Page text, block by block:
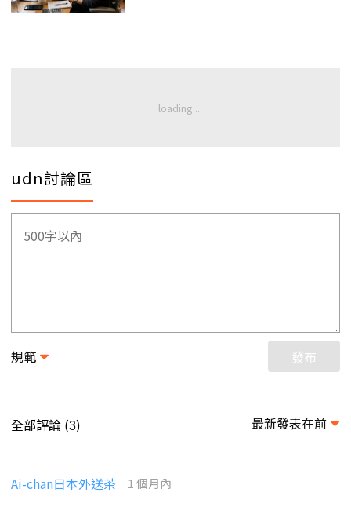
udn討論區
規範 發布
全部評論 (3) 最新發表在前
Ai-chan日本外送茶 1 個月內